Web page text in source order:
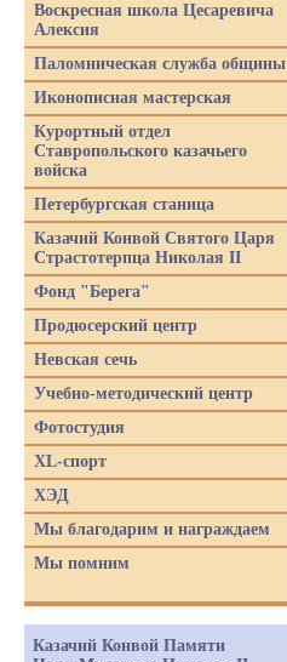
Воскресная школа Цесаревича
Алексия
Паломническая служба общины
Иконописная мастерская
Курортный отдел
Ставропольского казачьего
войска
Петербургская станица
Казачий Конвой Святого Царя
Страстотерпца Николая II
Фонд "Берега"
Продюсерский центр
Невская сечь
Учебно-методический центр
Фотостудия
XL-спорт
ХЭД
Мы благодарим и награждаем
Мы помним
Казачий Конвой Памяти